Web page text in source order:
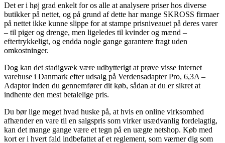
Det er i høj grad enkelt for os alle at analysere priser hos diverse
butikker på nettet, og på grund af dette har mange SKROSS firmaer
på nettet ikke kunne slippe for at stampe prisniveauet på deres varer
– til piger og drenge, men ligeledes til kvinder og mænd –
eftertrykkeligt, og endda nogle gange garantere fragt uden
omkostninger.
Dog kan det stadigvæk være udbytterigt at prøve visse internet
varehuse i Danmark efter udsalg på Verdensadapter Pro, 6,3A –
Adaptor inden du gennemfører dit køb, sådan at du er sikret at
indhente den mest betalelige pris.
Du bør lige meget hvad huske på, at hvis en online virksomhed
afhænder en vare til en salgspris som virker usædvanlig fordelagtig,
kan det mange gange være et tegn på en uægte netshop. Køb med
kort er i hvert fald indbefattet af et reglement, som værner dig som